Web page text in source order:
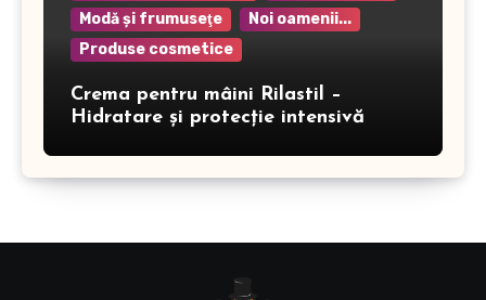
Modă şi frumuseţe
Noi oamenii...
Produse cosmetice
Crema pentru mâini Rilastil –
Hidratare și protecție intensivă